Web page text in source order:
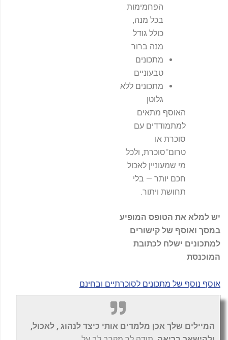
הפחמימות
בכל מנה,
כולל גודל
מנה ברור
מתכונים
טבעוניים
מתכונים ללא
גלוטן
האוסף מתאים
למתמודדים עם
סוכרת או
טרום־סוכרת, ולכל
מי שמעוניין לאכול
חכם יותר — בלי
תחושת ויתור.
יש למלא את הטופס המופיע
במסך ואוסף של קישורים
למתכונים ישלח לכתובת
המוכנסת
אוסף נוסף של מתכונים לסוכרתיים ובחינם
המיילים שלך אכן מלמדים אותי כיצד לנהוג , לאכול,